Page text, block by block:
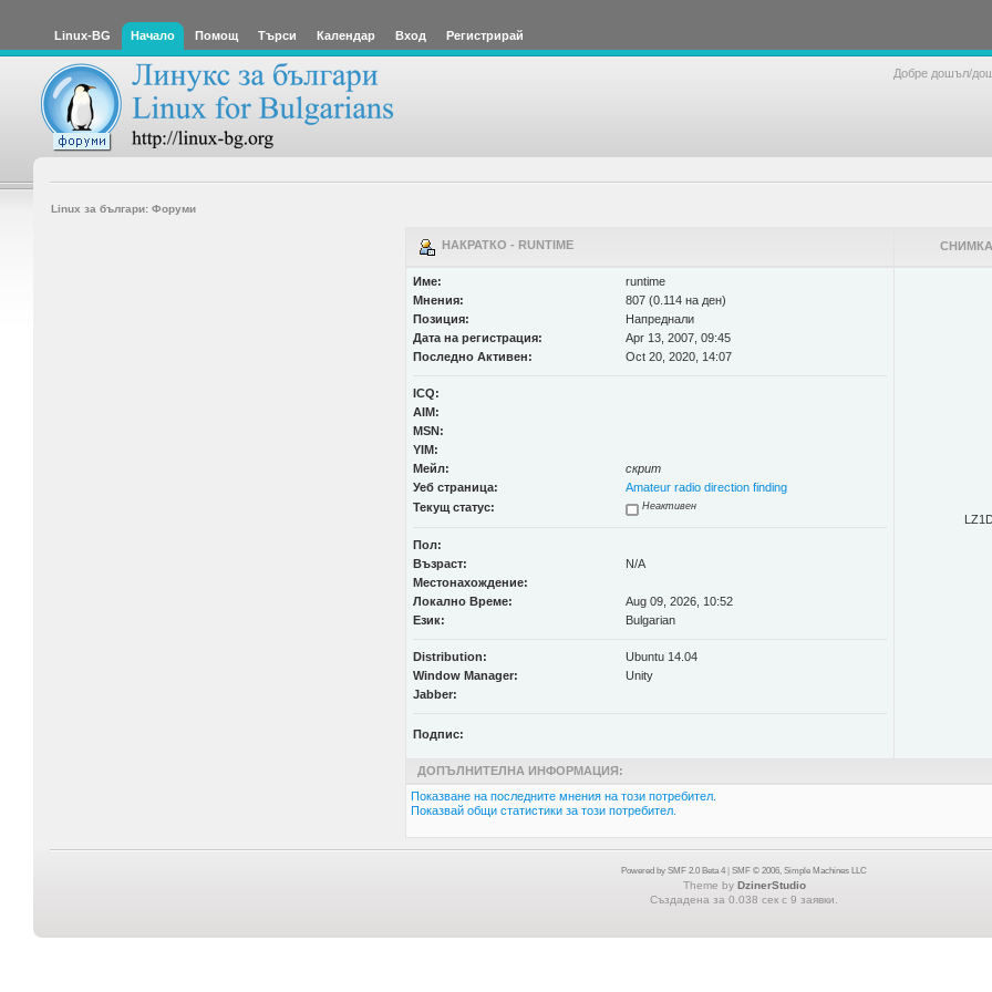
Linux-BG Начало Помощ Търси Календар Вход Регистрирай
Добре дошъл/
Linux за българи: Форуми
НАКРАТКО - RUNTIME
Име:
runtime
Мнения:
807 (0.114 на ден)
Позиция:
Напреднали
Дата на регистрация:
Apr 13, 2007, 09:45
Последно Активен:
Oct 20, 2020, 14:07
ICQ:
AIM:
MSN:
YIM:
Мейл:
скрит
Уеб страница:
Amateur radio direction finding
Текущ статус:
Неактивен
Пол:
Възраст:
N/A
Местонахождение:
Локално Време:
Aug 09, 2026, 10:52
Език:
Bulgarian
Distribution:
Ubuntu 14.04
Window Manager:
Unity
Jabber:
Подпис:
ДОПЪЛНИТЕЛНА ИНФОРМАЦИЯ:
Показване на последните мнения на този потребител.
Показвай общи статистики за този потребител.
Powered by SMF 2.0 Beta 4 SMF © 2006, Simple Machines LLC
Theme by DzinerStudio
Създадена за 0.038 сек с 9 заявки.